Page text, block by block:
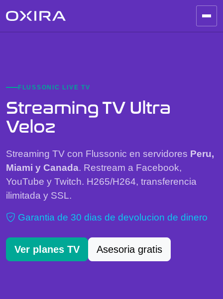
FLUSSONIC LIVE TV
Streaming TV Ultra
Veloz
Streaming TV con Flussonic en servidores Peru,
Miami y Canada. Restream a Facebook,
YouTube y Twitch. H265/H264, transferencia
ilimitada y SSL.
Garantia de 30 dias de devolucion de dinero
Ver planes TV Asesoria gratis